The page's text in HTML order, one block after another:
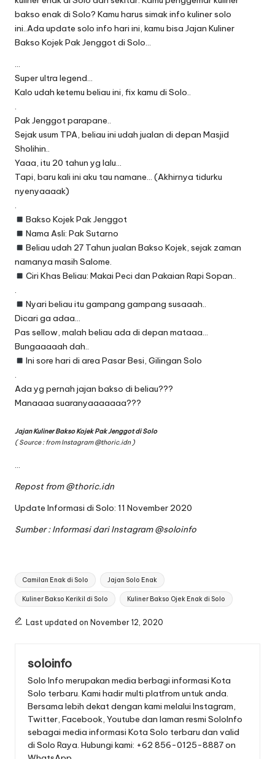
bakso enak di Solo? Kamu harus simak info kuliner solo
ini..Ada update solo info hari ini, kamu bisa Jajan Kuliner
Bakso Kojek Pak Jenggot di Solo…
…
Super ultra legend…
Kalo udah ketemu beliau ini, fix kamu di Solo..
.
Pak Jenggot parapane..
Sejak usum TPA, beliau ini udah jualan di depan Masjid
Sholihin..
Yaaa, itu 20 tahun yg lalu…
Tapi, baru kali ini aku tau namane… (Akhirnya tidurku
nyenyaaaak)
.
Bakso Kojek Pak Jenggot
Nama Asli: Pak Sutarno
Beliau udah 27 Tahun jualan Bakso Kojek, sejak zaman
namanya masih Salome.
Ciri Khas Beliau: Makai Peci dan Pakaian Rapi Sopan..
.
Nyari beliau itu gampang gampang susaaah..
Dicari ga adaa…
Pas sellow, malah beliau ada di depan mataaa…
Bungaaaaah dah..
Ini sore hari di area Pasar Besi, Gilingan Solo
.
Ada yg pernah jajan bakso di beliau???
Manaaaa suaranyaaaaaaa???
Jajan Kuliner Bakso Kojek Pak Jenggot di Solo
( Source : from Instagram@thoric.idn )
…
Repost from@thoric.idn
Update Informasi di Solo: 11 November 2020
Sumber : Informasi dari Instagram@soloinfo
Tags:
Camilan Enak di Solo Jajan Solo Enak
Kuliner Bakso Kerikil di Solo Kuliner Bakso Ojek Enak di Solo
Last updated on November 12, 2020
soloinfo
Solo Info merupakan media berbagi informasi Kota
Solo terbaru. Kami hadir multi platfrom untuk anda.
Bersama lebih dekat dengan kami melalui Instagram,
Twitter, Facebook, Youtube dan laman resmi SoloInfo
sebagai media informasi Kota Solo terbaru dan valid
di Solo Raya. Hubungi kami: +62 856-0125-8887 on